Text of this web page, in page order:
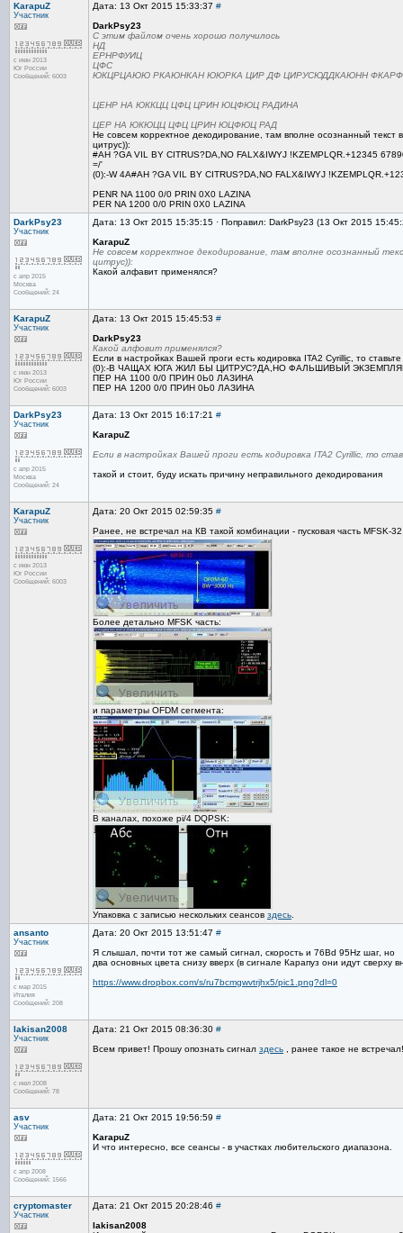
KarapuZ
Участник
с июн 2013
Юг России
Сообщений: 6003
Дата: 13 Окт 2015 15:33:37 #
DarkPsy23
С этим файлом очень хорошо получилось
НД
ЕРНРФУИЦ
ЦФС
ЮКЦРЦАЮЮ РКАЮНКАН ЮЮРКА ЦИР ДФ ЦИРУСЮДДКАЮНН
ЦЕНР НА ЮККЦЦ ЦФЦ ЦРИН ЮЦФЮЦ РАДИНА
ЦЕР НА ЮКЮЦЦ ЦФЦ ЦРИН ЮЦФЮЦ РАД
Не совсем корректное декодирование, там вполне осознанный текст
цитрус)):
#AH ?GA VIL BY CITRUS?DA,NO FALX&IWYJ !KZEMPLQR.+12345
=/'
(0):-W 4A#AH ?GA VIL BY CITRUS?DA,NO FALX&IWYJ
PENR NA 1100 0/0 PRIN 0X0 LAZINA
PER NA 1200 0/0 PRIN 0X0 LAZINA
DarkPsy23
Участник
с апр 2015
Москва
Сообщений: 24
Дата: 13 Окт 2015 15:35:15 · Поправил: DarkPsy23 (13 Окт 2015
KarapuZ
Не совсем корректное декодирование, там вполне осознанный
цитрус)):
Какой алфавит применялся?
KarapuZ
Участник
с июн 2013
Юг России
Сообщений: 6003
Дата: 13 Окт 2015 15:45:53 #
DarkPsy23
Какой алфовит применялся?
Если в настройках Вашей проги есть кодировка ITA2 Cyrillic, то
(0):-В ЧАЩАХ ЮГА ЖИЛ БЫ ЦИТРУС?ДА,НО ФАЛЬШИВЫЙ
ПЕР НА 1100 0/0 ПРИН 0Ь0 ЛАЗИНА
ПЕР НА 1200 0/0 ПРИН 0Ь0 ЛАЗИНА
DarkPsy23
Участник
с апр 2015
Москва
Сообщений: 24
Дата: 13 Окт 2015 16:17:21 #
KarapuZ
Если в настройках Вашей проги есть кодировка ITA2 Cyrillic, то
такой и стоит, буду искать причину неправильного декодирования
KarapuZ
Участник
с июн 2013
Юг России
Сообщений: 6003
Дата: 20 Окт 2015 02:59:35 #
Ранее, не встречал на КВ такой комбинации - пусковая часть
Более детально MFSK часть:
и параметры OFDM сегмента:
В каналах, похоже pi/4 DQPSK:
Упаковка с записью нескольких сеансов здесь
ansanto
Участник
с мар 2015
Италия
Сообщений: 208
Дата: 20 Окт 2015 13:51:47 #
Я слышал, почти тот же самый сигнал, скорость и 76Bd 95Hz шаг, но
два основных цвета снизу вверх (в сигнале Карапуз они идут сверху
https://www.dropbox.com/s/ru7bcmgwvtrjhx5/pic1.png?dl=0
lakisan2008
Участник
с июл 2008
Сообщений: 78
Дата: 21 Окт 2015 08:36:30 #
Всем привет! Прошу опознать сигнал здесь , ранее такое не встречал!
asv
Участник
с апр 2008
Сообщений: 1566
Дата: 21 Окт 2015 19:56:59 #
KarapuZ
И что интересно, все сеансы - в участках любительского диапазона.
cryptomaster
Участник
Дата: 21 Окт 2015 20:28:46 #
lakisan2008